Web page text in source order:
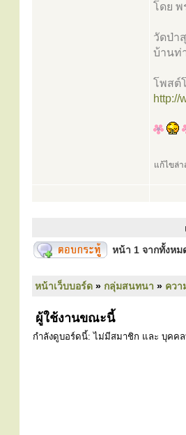
โดย พ
วัดป่า
บ้านท่
โพสต์
http://
แก้ไขล่า
หน้า 1 จากทั้งหม
หน้าเว็บบอร์ด » กลุ่มสนทนา » ควา
ผู้ใช้งานขณะนี้
กำลังดูบอร์ดนี้: ไม่มีสมาชิก และ บุคค